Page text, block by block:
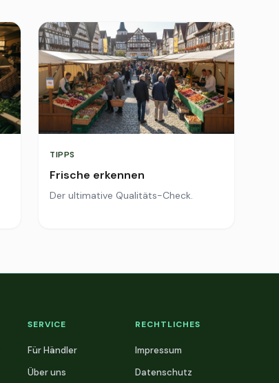
TIPPS
Frische erkennen
Der ultimative Qualitäts-Check.
SERVICE
Für Händler
Über uns
RECHTLICHES
Impressum
Datenschutz